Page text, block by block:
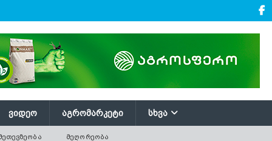
ᲕᲘᲓᲔᲝ ᲐᲒᲠᲝᲛᲐᲠᲙᲔᲢᲘ ᲡᲮᲕᲐ
ᲛᲔᲦᲝᲠᲔᲝᲑᲐ